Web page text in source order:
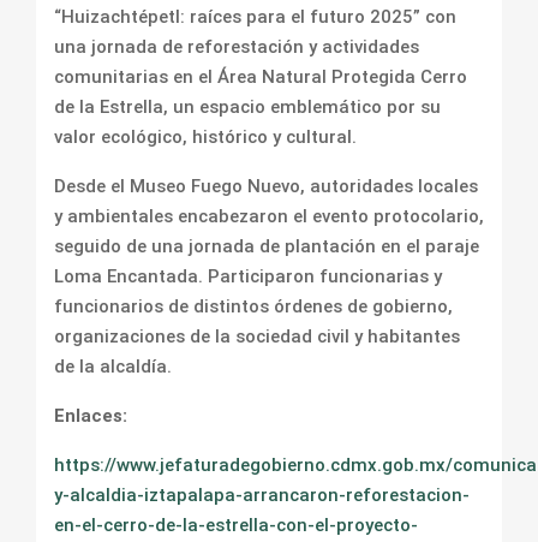
“Huizachtépetl: raíces para el futuro 2025” con
una jornada de reforestación y actividades
comunitarias en el Área Natural Protegida Cerro
de la Estrella, un espacio emblemático por su
valor ecológico, histórico y cultural.
Desde el Museo Fuego Nuevo, autoridades locales
y ambientales encabezaron el evento protocolario,
seguido de una jornada de plantación en el paraje
Loma Encantada. Participaron funcionarias y
funcionarios de distintos órdenes de gobierno,
organizaciones de la sociedad civil y habitantes
de la alcaldía.
Enlaces:
https://www.jefaturadegobierno.cdmx.gob.mx/
y-alcaldia-iztapalapa-arrancaron-reforestacion-
en-el-cerro-de-la-estrella-con-el-proyecto-